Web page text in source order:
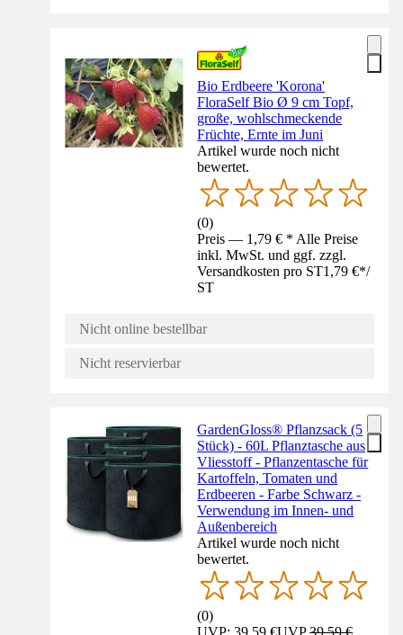
Bio Erdbeere 'Korona'
FloraSelf Bio Ø 9 cm Topf,
große, wohlschmeckende
Früchte, Ernte im Juni
Artikel wurde noch nicht
bewertet.
(0)
Preis — 1,79 € * Alle Preise
inkl. MwSt. und ggf. zzgl.
Versandkosten pro ST1,79 €*/
ST
Nicht online bestellbar
Nicht reservierbar
GardenGloss® Pflanzsack (5
Stück) - 60L Pflanztasche aus
Vliesstoff - Pflanzentasche für
Kartoffeln, Tomaten und
Erdbeeren - Farbe Schwarz -
Verwendung im Innen- und
Außenbereich
Artikel wurde noch nicht
bewertet.
(0)